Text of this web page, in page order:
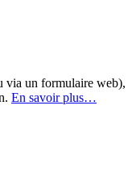
via un formulaire web),
En savoir plus…